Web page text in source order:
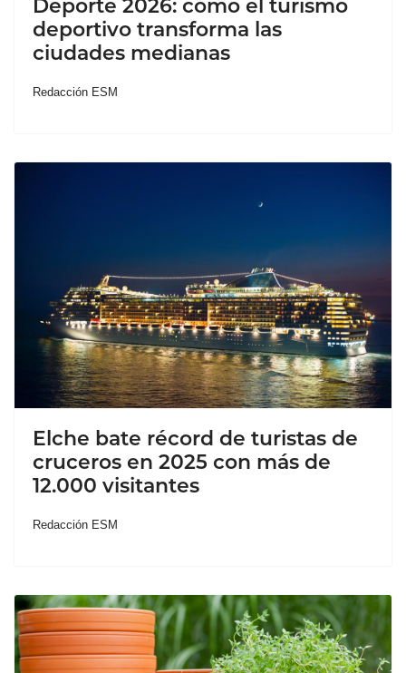
Deporte 2026: cómo el turismo
deportivo transforma las
ciudades medianas
Redacción ESM
Elche bate récord de turistas de
cruceros en 2025 con más de
12.000 visitantes
Redacción ESM